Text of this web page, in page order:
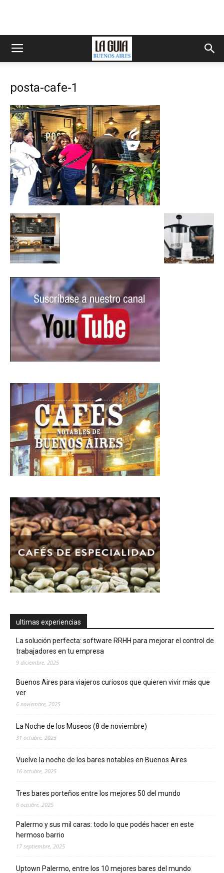
posta-cafe-1
ultimas experiencias
La solución perfecta: software RRHH para mejorar el control de
trabajadores en tu empresa
9 diciembre, 2025
Buenos Aires para viajeros curiosos que quieren vivir más que
ver
6 noviembre, 2025
La Noche de los Museos (8 de noviembre)
31 octubre, 2025
Vuelve la noche de los bares notables en Buenos Aires
16 octubre, 2025
Tres bares porteños entre los mejores 50 del mundo
6 octubre, 2025
Palermo y sus mil caras: todo lo que podés hacer en este
hermoso barrio
17 septiembre, 2025
Uptown Palermo, entre los 10 mejores bares del mundo